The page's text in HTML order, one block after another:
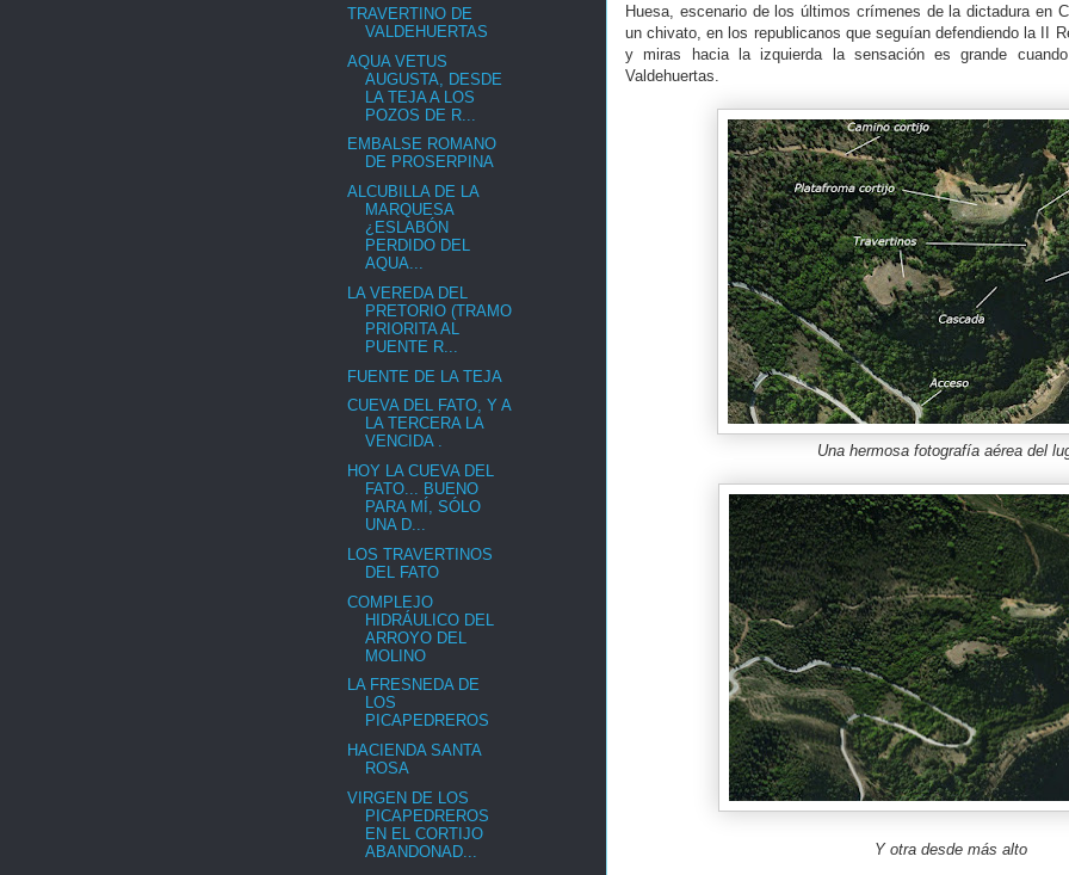
Huesa, escenario de los últimos crímenes de la dictadura en
un chivato, en los republicanos que seguían defendiendo la II
y miras hacia la izquierda la sensación es grande
Valdehuertas.
Una hermosa fotografía aérea del
Y otra desde más alto
TRAVERTINO DE
VALDEHUERTAS
AQUA VETUS
AUGUSTA, DESDE
LA TEJA A LOS
POZOS DE R...
EMBALSE ROMANO
DE PROSERPINA
ALCUBILLA DE LA
MARQUESA
¿ESLABÓN
PERDIDO DEL
AQUA...
LA VEREDA DEL
PRETORIO (TRAMO
PRIORITA AL
PUENTE R...
FUENTE DE LA TEJA
CUEVA DEL FATO, Y A
LA TERCERA LA
VENCIDA .
HOY LA CUEVA DEL
FATO... BUENO
PARA MÍ, SÓLO
UNA D...
LOS TRAVERTINOS
DEL FATO
COMPLEJO
HIDRÁULICO DEL
ARROYO DEL
MOLINO
LA FRESNEDA DE
LOS
PICAPEDREROS
HACIENDA SANTA
ROSA
VIRGEN DE LOS
PICAPEDREROS
EN EL CORTIJO
ABANDONAD...